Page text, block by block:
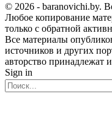
© 2026 - baranovichi.by.
Любое копирование
только с обратной
Все материалы
источников и других
авторство принадлежат
Sign in